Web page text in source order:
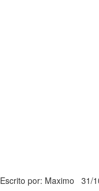
Escrito por: Maximo 31/